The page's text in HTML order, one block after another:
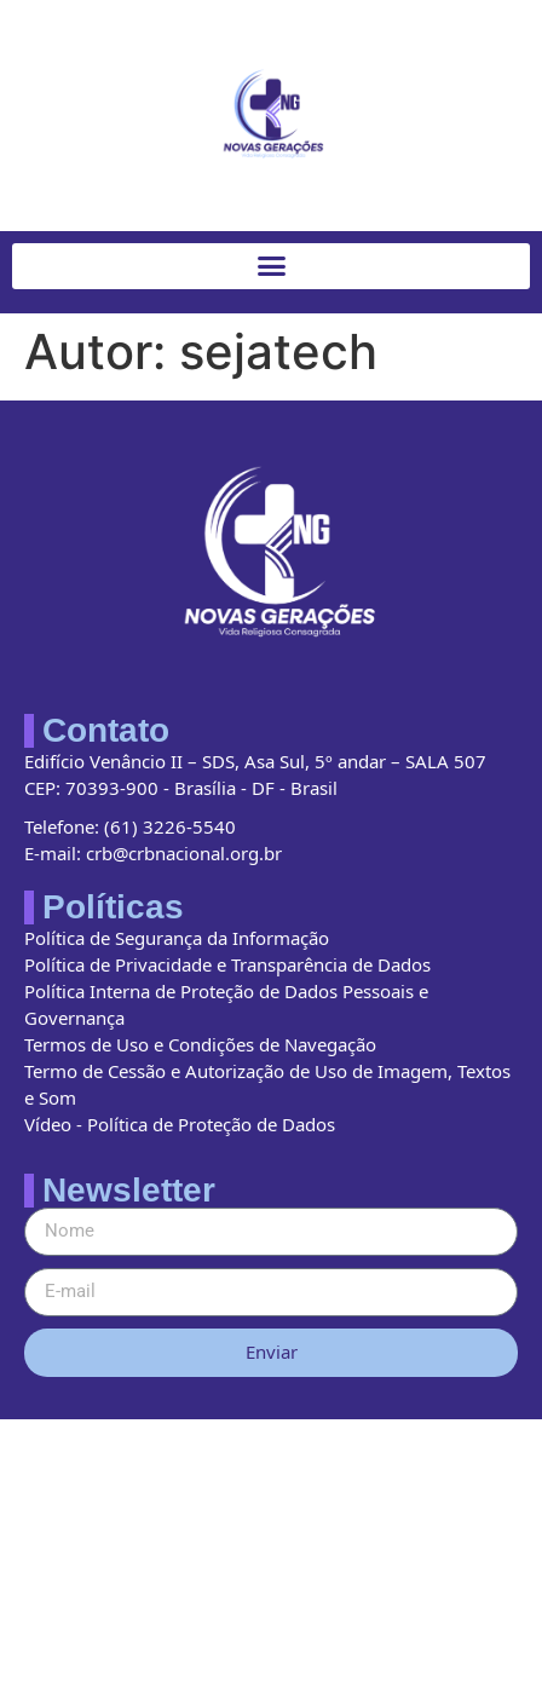
Autor: sejatech
Contato
Edifício Venâncio II – SDS, Asa Sul, 5º andar – SALA 507
CEP: 70393-900 - Brasília - DF - Brasil
Telefone: (61) 3226-5540
E-mail: crb@crbnacional.org.br
Políticas
Política de Segurança da Informação
Política de Privacidade e Transparência de Dados
Política Interna de Proteção de Dados Pessoais e
Governança
Termos de Uso e Condições de Navegação
Termo de Cessão e Autorização de Uso de Imagem, Textos
e Som
Vídeo - Política de Proteção de Dados
Newsletter
Enviar